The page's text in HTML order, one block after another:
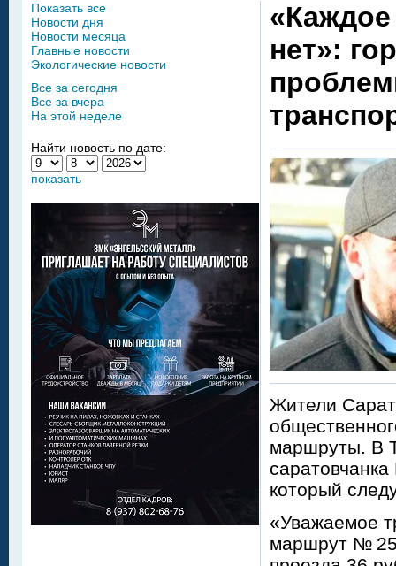
«Каждое
нет»:
Жители
маршруты. В
который
«Уважаемое
маршрут № 25
Показать все
Новости дня
Новости месяца
Главные новости
Экологические новости
Все за сегодня
Все за вчера
На этой неделе
Найти новость по дате:
показать